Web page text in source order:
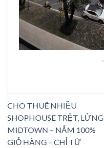
CHO THUÊ NHIỀU
SHOPHOUSE TRỆT, LỬNG
MIDTOWN – NẮM 100%
GIỎ HÀNG – CHỈ TỪ